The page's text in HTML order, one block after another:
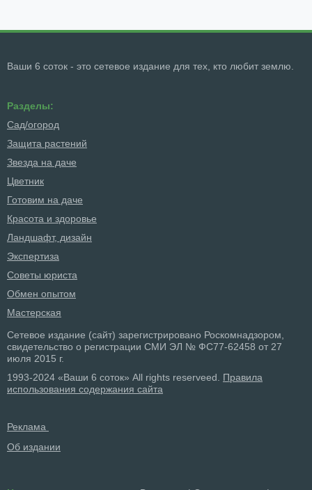
Ваши 6 соток - это сетевое издание для тех, кто любит землю.
Разделы:
Сад/огород
Защита растений
Звезда на даче
Цветник
Готовим на даче
Красота и здоровье
Ландшафт, дизайн
Экспертиза
Советы юриста
Обмен опытом
Мастерская
Сетевое издание (сайт) зарегистрировано Роскомнадзором,
свидетельство о регистрации СМИ ЭЛ № ФС77-62458 от 27
июля 2015 г.
1993-2024 «Ваши 6 соток» All rights reserveed. Правила
использования содержания сайта
Реклама
Об издании